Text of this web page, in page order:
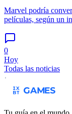
Marvel podría
películas, según un
0
Hoy
Todas las noticias